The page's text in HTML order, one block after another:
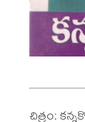
చిత్రం: